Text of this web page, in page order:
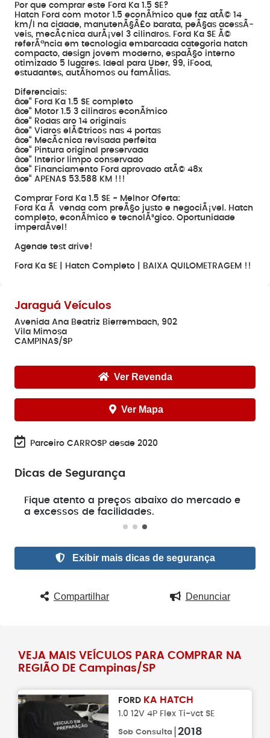
Por que comprar este Ford Ka 1.5 SE?
Hatch Ford com motor 1.5 econÃ´mico que faz atÃ© 14
km/l na cidade, manutenÃ§Ã£o barata, peÃ§as acessÃ­
veis, mecÃ¢nica durÃ¡vel 3 cilindros. Ford Ka SE Ã©
referÃªncia em tecnologia embarcada categoria hatch
compacto, design jovem moderno, espaÃ§o interno
otimizado 5 lugares. Ideal para Uber, 99, iFood,
estudantes, autÃ´nomos ou famÃ­lias.
Diferenciais:
âœ“ Ford Ka 1.5 SE completo
âœ“ Motor 1.5 3 cilindros econÃ´mico
âœ“ Rodas aro 14 originais
âœ“ Vidros elÃ©tricos nas 4 portas
âœ“ MecÃ¢nica revisada perfeita
âœ“ Pintura original preservada
âœ“ Interior limpo conservado
âœ“ Financiamento Ford aprovado atÃ© 48x
âœ“ APENAS 53.588 KM !!!
Comprar Ford Ka 1.5 SE - Melhor Oferta:
Ford Ka Ã venda com preÃ§o justo e negociÃ¡vel. Hatch
completo, econÃ´mico e tecnolÃ³gico. Oportunidade
imperdÃ­vel!
Agende test drive!
Ford Ka SE | Hatch Completo | BAIXA QUILOMETRAGEM !!
Jaraguá Veículos
Avenida Ana Beatriz Bierrembach, 902
Vila Mimosa
CAMPINAS/SP
Ver Revenda
Ver Mapa
Parceiro CARROSP desde 2020
Dicas de Segurança
Fique atento a preços abaixo do mercado e
a excessos de facilidades.
Exibir mais dicas de segurança
Compartilhar Denunciar
VEJA MAIS VEÍCULOS PARA COMPRAR NA
REGIÃO DE Campinas/SP
FORD KA HATCH
1.0 12V 4P Flex Ti-vct SE
Sob Consulta 2018